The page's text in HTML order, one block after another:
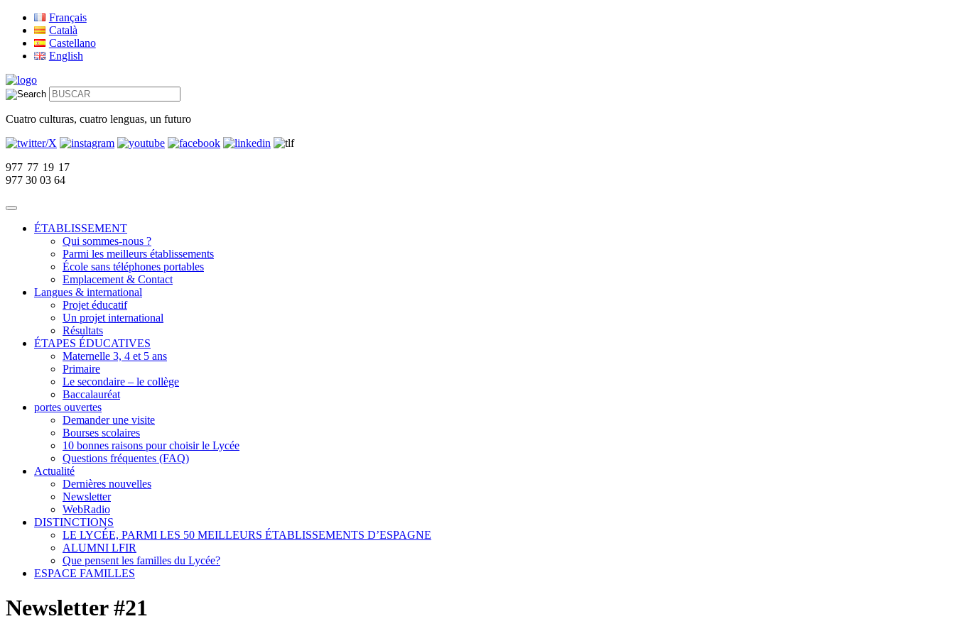
Français
Català
Castellano
English
Cuatro culturas, cuatro lenguas, un futuro
977 77 19 17
977 30 03 64
ÉTABLISSEMENT
Qui sommes-nous ?
Parmi les meilleurs établissements
École sans téléphones portables
Emplacement & Contact
Langues & international
Projet éducatif
Un projet international
Résultats
ÉTAPES ÉDUCATIVES
Maternelle 3, 4 et 5 ans
Primaire
Le secondaire – le collège
Baccalauréat
portes ouvertes
Demander une visite
Bourses scolaires
10 bonnes raisons pour choisir le Lycée
Questions fréquentes (FAQ)
Actualité
Dernières nouvelles
Newsletter
WebRadio
DISTINCTIONS
LE LYCÉE, PARMI LES 50 MEILLEURS ÉTABLISSEMENTS D’ESPAGNE
ALUMNI LFIR
Que pensent les familles du Lycée?
ESPACE FAMILLES
Newsletter #21